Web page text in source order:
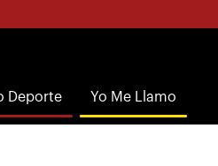
Deporte Yo Me Llamo